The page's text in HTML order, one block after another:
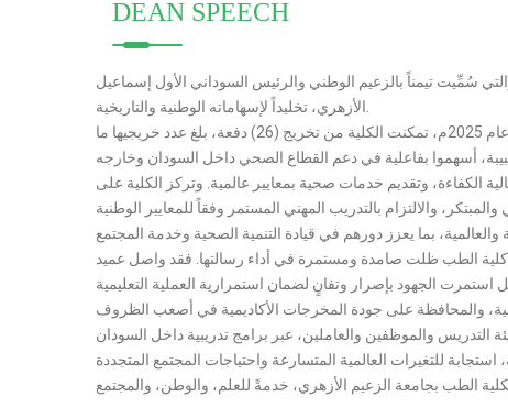
DEAN SPEECH
سُمِّيت تيمناً بالزعيم الوطني والرئيس السوداني الأول إسماعيل
تأسست كلية الطب بجامعة الزعيم الأزهري عام 1993م، ومنذ ذلك التاريخ ظلت تؤدي رسالتها الأكاديمية والمجتمعية بكل التزام واقتدار. وبحلول عام 2025م، تمكنت الكلية من تخريج (26) دفعة، بلغ عدد خريجيها ما
الكفاءة، وتقديم خدمات صحية بمعايير عالمية. وتركز الكلية على
والالتزام بالتدريب المهني المستمر وفقاً للمعايير الوطنية
كلية الطب ظلت صامدة ومستمرة في أداء رسالتها. فقد واصل عميد
استمرت الجهود بإصرار وتفانٍ لضمان استمرارية العملية التعليمية
التدريس والموظفين والعاملين، عبر برامج تدريبية داخل السودان